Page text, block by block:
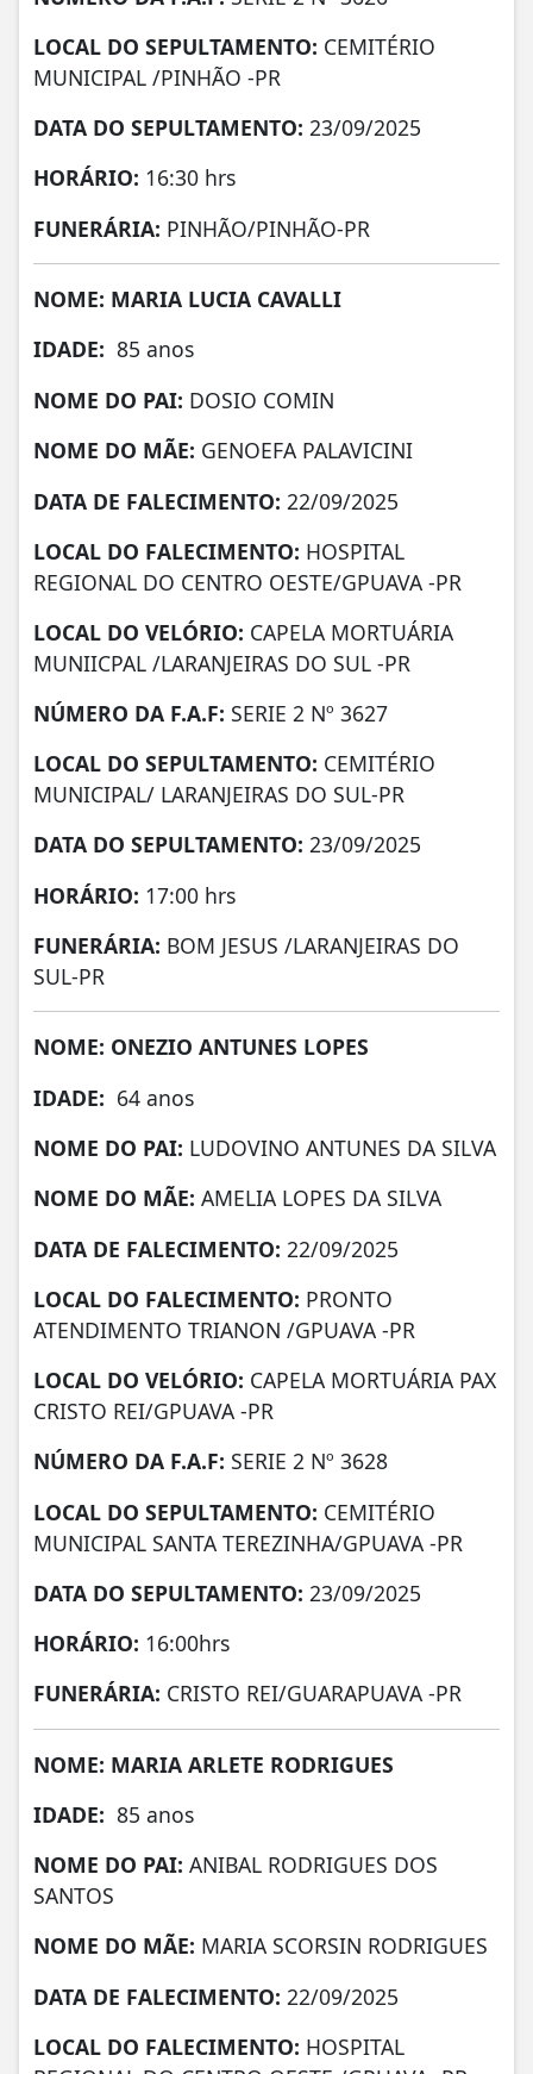
LOCAL DO SEPULTAMENTO: CEMITÉRIO
MUNICIPAL /PINHÃO -PR
DATA DO SEPULTAMENTO: 23/09/2025
HORÁRIO: 16:30 hrs
FUNERÁRIA: PINHÃO/PINHÃO-PR
NOME: MARIA LUCIA CAVALLI
IDADE: 85 anos
NOME DO PAI: DOSIO COMIN
NOME DO MÃE: GENOEFA PALAVICINI
DATA DE FALECIMENTO: 22/09/2025
LOCAL DO FALECIMENTO: HOSPITAL
REGIONAL DO CENTRO OESTE/GPUAVA -PR
LOCAL DO VELÓRIO: CAPELA MORTUÁRIA
MUNIICPAL /LARANJEIRAS DO SUL -PR
NÚMERO DA F.A.F: SERIE 2 Nº 3627
LOCAL DO SEPULTAMENTO: CEMITÉRIO
MUNICIPAL/ LARANJEIRAS DO SUL-PR
DATA DO SEPULTAMENTO: 23/09/2025
HORÁRIO: 17:00 hrs
FUNERÁRIA: BOM JESUS /LARANJEIRAS DO
SUL-PR
NOME: ONEZIO ANTUNES LOPES
IDADE: 64 anos
NOME DO PAI: LUDOVINO ANTUNES DA SILVA
NOME DO MÃE: AMELIA LOPES DA SILVA
DATA DE FALECIMENTO: 22/09/2025
LOCAL DO FALECIMENTO: PRONTO
ATENDIMENTO TRIANON /GPUAVA -PR
LOCAL DO VELÓRIO: CAPELA MORTUÁRIA PAX
CRISTO REI/GPUAVA -PR
NÚMERO DA F.A.F: SERIE 2 Nº 3628
LOCAL DO SEPULTAMENTO: CEMITÉRIO
MUNICIPAL SANTA TEREZINHA/GPUAVA -PR
DATA DO SEPULTAMENTO: 23/09/2025
HORÁRIO: 16:00hrs
FUNERÁRIA: CRISTO REI/GUARAPUAVA -PR
NOME: MARIA ARLETE RODRIGUES
IDADE: 85 anos
NOME DO PAI: ANIBAL RODRIGUES DOS
SANTOS
NOME DO MÃE: MARIA SCORSIN RODRIGUES
DATA DE FALECIMENTO: 22/09/2025
LOCAL DO FALECIMENTO: HOSPITAL